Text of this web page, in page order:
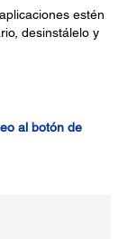
estén
desinstálelo y
al botón de